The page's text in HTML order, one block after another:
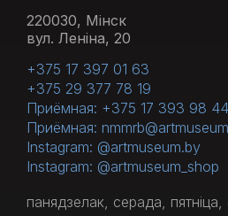
220030, Мінск
вул. Леніна, 20
+375 17 397 01 63
+375 29 377 78 19
Приёмная: +375 17 393 98 44
Приёмная:
Instagram: @artmuseum.by
Instagram: @artmuseum_shop
панядзелак, серада,